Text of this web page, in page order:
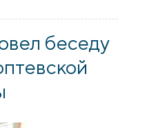
Скидель
беседу